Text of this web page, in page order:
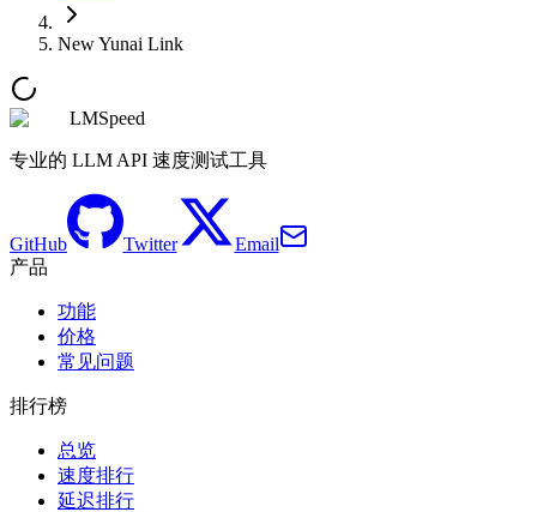
New Yunai Link
LMSpeed
专业的 LLM API 速度测试工具
GitHub Twitter
Email
产品
功能
价格
常见问题
排行榜
总览
速度排行
延迟排行